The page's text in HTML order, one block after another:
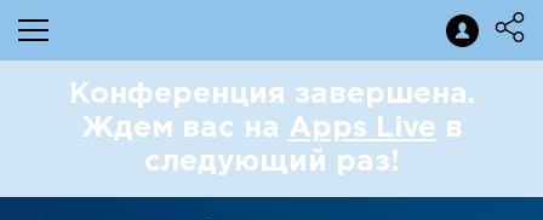
Конференция завершена.
Ждем вас на Apps Live в
следующий раз!